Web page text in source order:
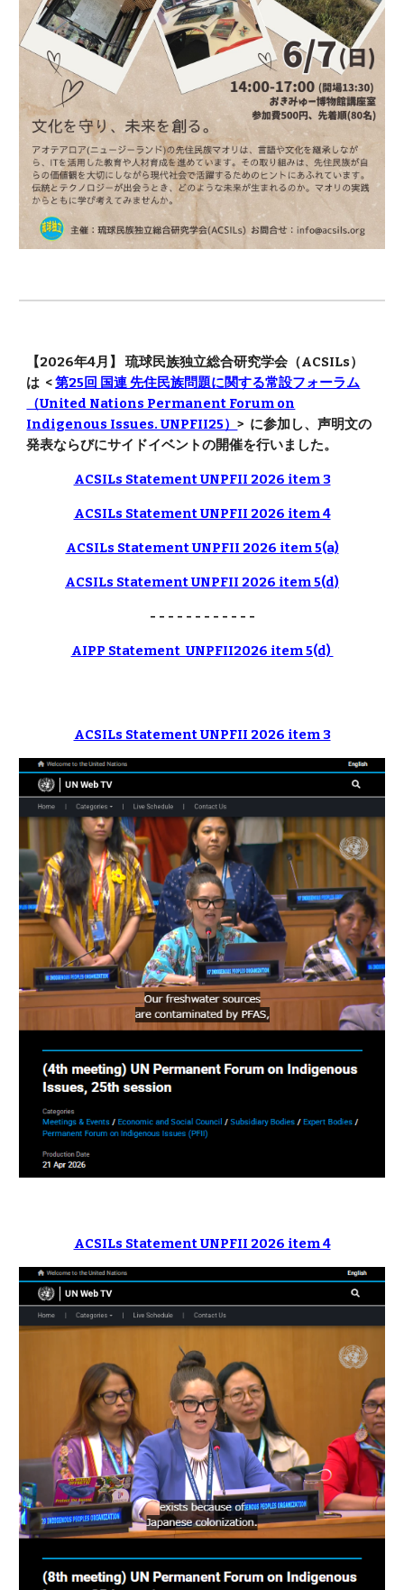
【2026年4月】 琉球民族独立総合研究学会（ACSILs）
は <第25回 国連 先住民族問題に関する常設フォーラム
（United Nations Permanent Forum on
Indigenous Issues. UNPFII25）> に参加し、声明文の
発表ならびにサイドイベントの開催を行いました。
ACSILs Statement UNPFII 2026 item 3
ACSILs Statement UNPFII 2026 item 4
ACSILs Statement UNPFII 2026 item 5(a)
ACSILs Statement UNPFII 2026 item 5(d)
- - - - - - - - - - - -
AIPP Statement UNPFII2026 item 5(d)
ACSILs Statement UNPFII 2026 item 3
ACSILs Statement UNPFII 2026 item 4